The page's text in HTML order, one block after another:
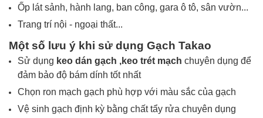
Ốp lát sảnh, hành lang, ban công, gara ô tô, sân vườn...
Trang trí nội - ngoại thất...
Một số lưu ý khi sử dụng Gạch Takao
Sử dụng keo dán gạch ,keo trét mạch chuyên dụng để
đảm bảo độ bám dính tốt nhất
Chọn ron mạch gạch phù hợp với màu sắc của gạch
Vệ sinh gạch định kỳ bằng chất tẩy rửa chuyên dụng